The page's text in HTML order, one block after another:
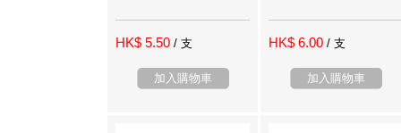
HK$ 5.50 / 支
加入購物車
HK$ 6.00 / 支
加入購物車